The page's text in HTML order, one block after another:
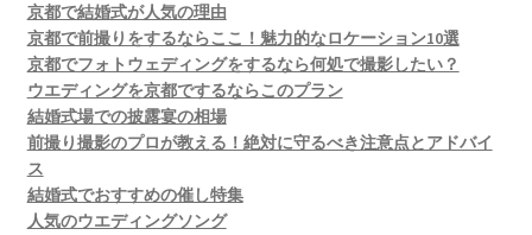
京都で結婚式が人気の理由
京都で前撮りをするならここ！魅力的なロケーション10選
京都でフォトウェディングをするなら何処で撮影したい？
ウエディングを京都でするならこのプラン
結婚式場での披露宴の相場
前撮り撮影のプロが教える！絶対に守るべき注意点とアドバイ
ス
結婚式でおすすめの催し特集
人気のウエディングソング